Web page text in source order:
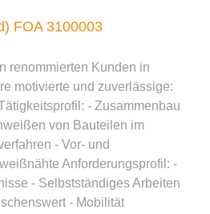
FOA 3100003
renommierten Kunden in
motivierte und zuverlässige:
- Zusammenbau
von Bauteilen im
- Vor- und
Anforderungsprofil: -
- Selbstständiges Arbeiten
- Mobilität